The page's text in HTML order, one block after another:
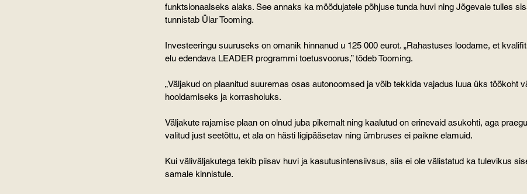
funktsionaalseks alaks. See annaks ka möödujatele põhjuse tunda huvi ning Jõgevale tulles
tunnistab Ülar Tooming.
Investeeringu suuruseks on omanik hinnanud u 125 000 eurot. „Rahastuses loodame, et
elu edendava LEADER programmi toetusvoorus,” tõdeb Tooming.
„Väljakud on plaanitud suuremas osas autonoomsed ja võib tekkida vajadus luua üks töökoht
hooldamiseks ja korrashoiuks.
Väljakute rajamise plaan on olnud juba pikemalt ning kaalutud on erinevaid asukohti, aga
valitud just seetõttu, et ala on hästi ligipääsetav ning ümbruses ei paikne elamuid.
Kui väliväljakutega tekib piisav huvi ja kasutusintensiivsus, siis ei ole välistatud ka tulevikus
samale kinnistule.